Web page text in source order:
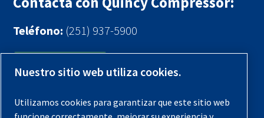
Teléfono: (251) 937-5900
Contáctenos
Registra tu compresor
Nuestro sitio web utiliza cookies.
Utilizamos cookies para garantizar que este sitio web